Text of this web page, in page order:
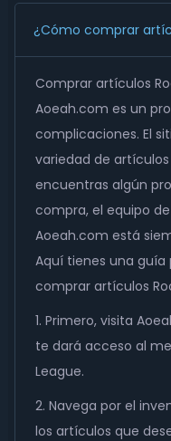
¿Cómo comprar
Comprar artículos
Aoeah.com es un
complicaciones. El
variedad de
encuentras algún
compra, el equipo
Aoeah.com está
Aquí tienes una guía
comprar artículos
1. Primero, visita
te dará acceso al
League.
2. Navega por el
los artículos que